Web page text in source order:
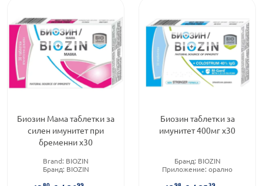
Биозин Мама таблетки за
силен имунитет при
бременни х30
Brand: BIOZIN
Бранд: BIOZIN
Биозин таблетки за
имунитет 400мг х30
Бранд: BIOZIN
Приложение: орално